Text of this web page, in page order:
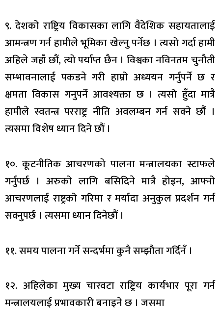
९. देशको राष्ट्रिय विकासका लागि वैदेशिक सहायतालाई
आमन्त्रण गर्न हामीले भूमिका खेल्नु पर्नेछ । त्यसो गर्दा हामी
अहिले जहाँ छौं, त्यो पर्याप्त छैन । विश्वका नविनतम चुनौती
सम्भावनालाई पकडने गरी हाम्रो अध्ययन गर्नुपर्ने छ र
क्षमता विकास गनुपर्ने आवश्यक्ता छ । त्यसो हुँदा मात्रै
हामीले स्वतन्त्र परराष्ट्र नीति अवलम्बन गर्न सक्ने छौं ।
त्यसमा विशेष ध्यान दिने छौं ।
१०. कूटनीतिक आचरणको पालना मन्त्रालयका स्टाफले
गर्नुपर्छ । अरुको लागि बसिदिने मात्रै होइन, आफ्नो
आचरणलाई राष्ट्रको गरिमा र मर्यादा अनुकुल प्रदर्शन गर्न
सक्नुपर्छ । त्यसमा ध्यान दिनेछौं ।
११. समय पालना गर्ने सन्दर्भमा कुनै सम्झौता गर्दिनँ ।
१२. अहिलेका मुख्य चारवटा राष्ट्रिय कार्यभार पूरा गर्न
मन्त्रालयलाई प्रभावकारी बनाइने छ । जसमा